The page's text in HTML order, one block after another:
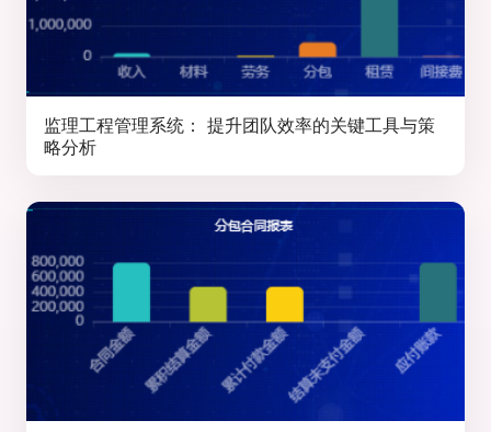
监理工程管理系统： 提升团队效率的关键工具与策
略分析